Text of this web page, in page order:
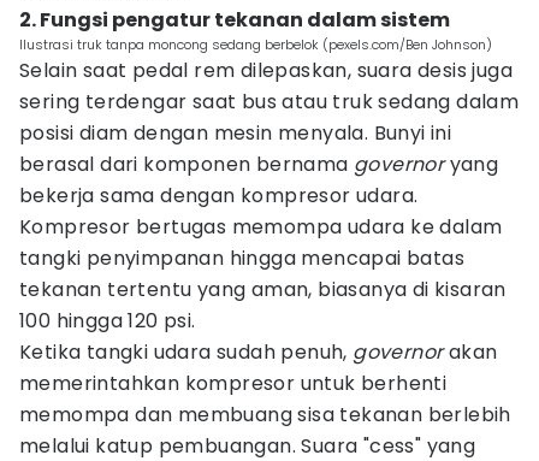
2. Fungsi pengatur tekanan dalam sistem
Ilustrasi truk tanpa moncong sedang berbelok (pexels.com/Ben Johnson)
Selain saat pedal rem dilepaskan, suara desis juga
sering terdengar saat bus atau truk sedang dalam
posisi diam dengan mesin menyala. Bunyi ini
berasal dari komponen bernama governoryang
bekerja sama dengan kompresor udara.
Kompresor bertugas memompa udara ke dalam
tangki penyimpanan hingga mencapai batas
tekanan tertentu yang aman, biasanya di kisaran
100 hingga 120 psi.
Ketika tangki udara sudah penuh, governorakan
memerintahkan kompresor untuk berhenti
memompa dan membuang sisa tekanan berlebih
melalui katup pembuangan. Suara "cess" yang